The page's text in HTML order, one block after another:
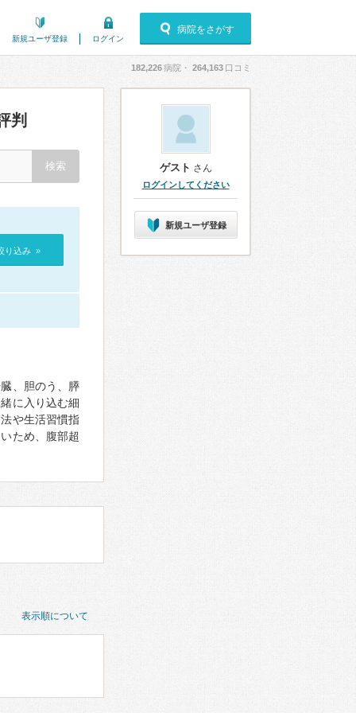
新規ユーザ登録 ログイン
病院をさがす
182,226病院・ 264,163 口コミ
判
り込み »
、胆のう、膵
に入り込む細
や生活習慣指
ため、腹部超
表示順について
ゲスト さん
ログインしてください
新規ユーザ登録